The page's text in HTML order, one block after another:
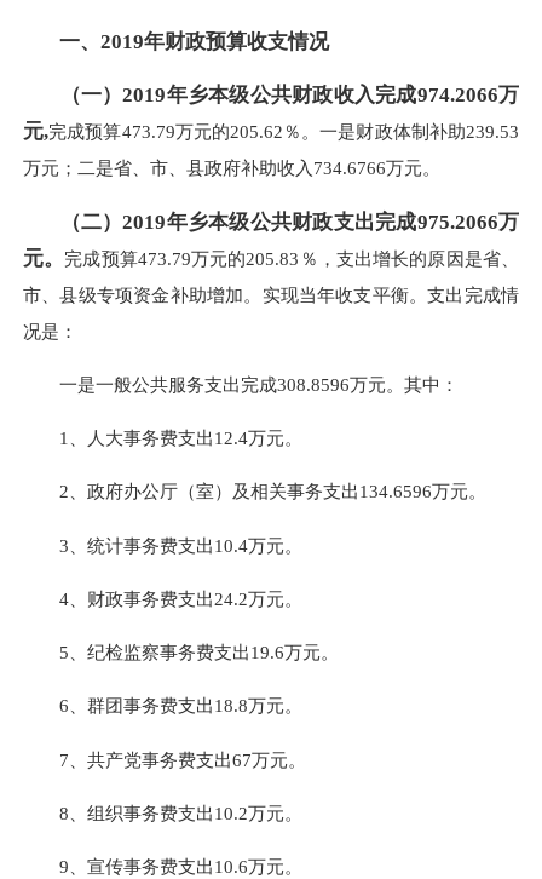
一、2019年财政预算收支情况
（一）2019年乡本级公共财政收入完成974.2066万
元,完成预算473.79万元的205.62％。一是财政体制补助239.53
万元；二是省、市、县政府补助收入734.6766万元。
（二）2019年乡本级公共财政支出完成975.2066万
元。
完成预算473.79万元的205.83％，支出增长的原因是省、
市、县级专项资金补助增加。实现当年收支平衡。支出完成情
况是：
一是一般公共服务支出完成308.8596万元。其中：
1、人大事务费支出12.4万元。
2、政府办公厅（室）及相关事务支出134.6596万元。
3、统计事务费支出10.4万元。
4、财政事务费支出24.2万元。
5、纪检监察事务费支出19.6万元。
6、群团事务费支出18.8万元。
7、共产党事务费支出67万元。
8、组织事务费支出10.2万元。
9、宣传事务费支出10.6万元。